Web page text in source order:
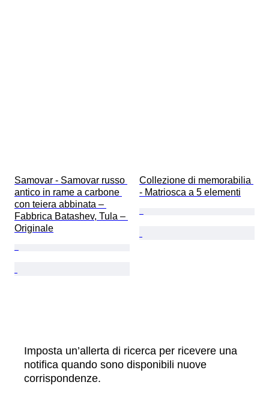
Samovar - Samovar russo
antico in rame a carbone
con teiera abbinata –
Fabbrica Batashev, Tula –
Originale
Collezione di memorabilia
- Matriosca a 5 elementi
Imposta un’allerta di ricerca per ricevere una
notifica quando sono disponibili nuove
corrispondenze.